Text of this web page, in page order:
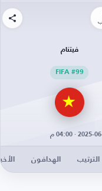
فيتنام
FIFA #99
الترتيب الهدافون